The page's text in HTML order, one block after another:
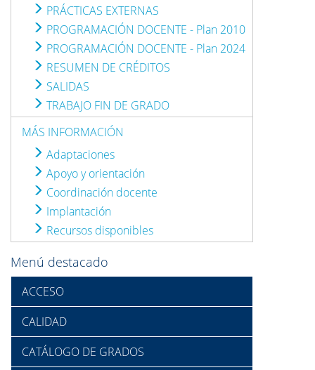
PRÁCTICAS EXTERNAS
PROGRAMACIÓN DOCENTE - Plan 2010
PROGRAMACIÓN DOCENTE - Plan 2024
RESUMEN DE CRÉDITOS
SALIDAS
TRABAJO FIN DE GRADO
MÁS INFORMACIÓN
Adaptaciones
Apoyo y orientación
Coordinación docente
Implantación
Recursos disponibles
Menú destacado
ACCESO
CALIDAD
CATÁLOGO DE GRADOS